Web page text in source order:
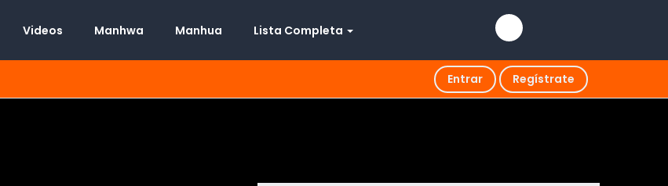
Videos Manhwa Manhua Lista Completa
Entrar Regístrate